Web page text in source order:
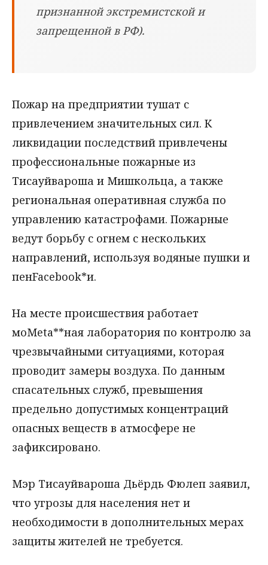
признанной экстремистской и
запрещенной в РФ).
Пожар на предприятии тушат с
привлечением значительных сил. К
ликвидации последствий привлечены
профессиональные пожарные из
Тисауйвароша и Мишкольца, а также
региональная оперативная служба по
управлению катастрофами. Пожарные
ведут борьбу с огнем с нескольких
направлений, используя водяные пушки и
пенFacebook*и.
На месте происшествия работает
моMeta**ная лаборатория по контролю за
чрезвычайными ситуациями, которая
проводит замеры воздуха. По данным
спасательных служб, превышения
предельно допустимых концентраций
опасных веществ в атмосфере не
зафиксировано.
Мэр Тисауйвароша Дьёрдь Фюлеп заявил,
что угрозы для населения нет и
необходимости в дополнительных мерах
защиты жителей не требуется.